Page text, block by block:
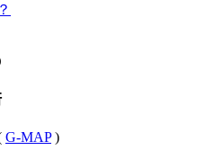
G-MAP)